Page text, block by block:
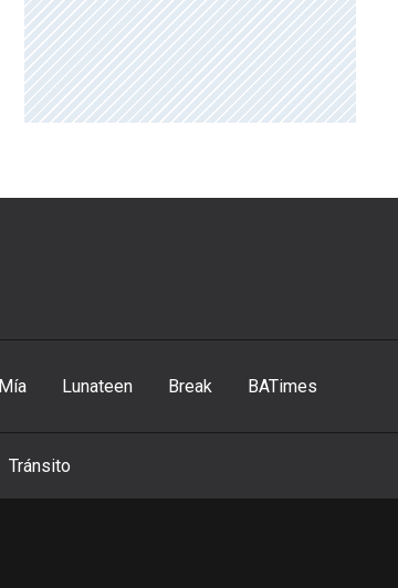
Mía Lunateen Break BATimes
Tránsito